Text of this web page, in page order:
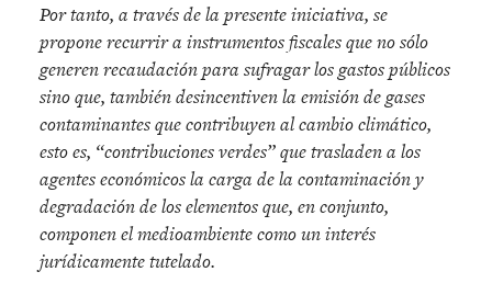
Por tanto, a través de la presente iniciativa, se
propone recurrir a instrumentos fiscales que no sólo
generen recaudación para sufragar los gastos públicos
sino que, también desincentiven la emisión de gases
contaminantes que contribuyen al cambio climático,
esto es, “contribuciones verdes” que trasladen a los
agentes económicos la carga de la contaminación y
degradación de los elementos que, en conjunto,
componen el medioambiente como un interés
jurídicamente tutelado.